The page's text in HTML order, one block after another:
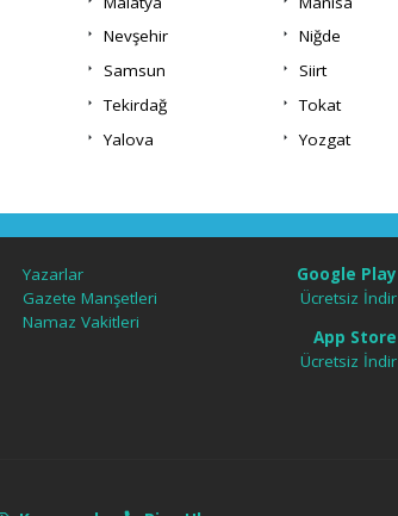
Nevşehir
Niğde
Samsun
Siirt
Tekirdağ
Tokat
Yalova
Yozgat
Yazarlar
Gazete Manşetleri
Namaz Vakitleri
Google Play
Ücretsiz İndir
App Store
Ücretsiz İndir